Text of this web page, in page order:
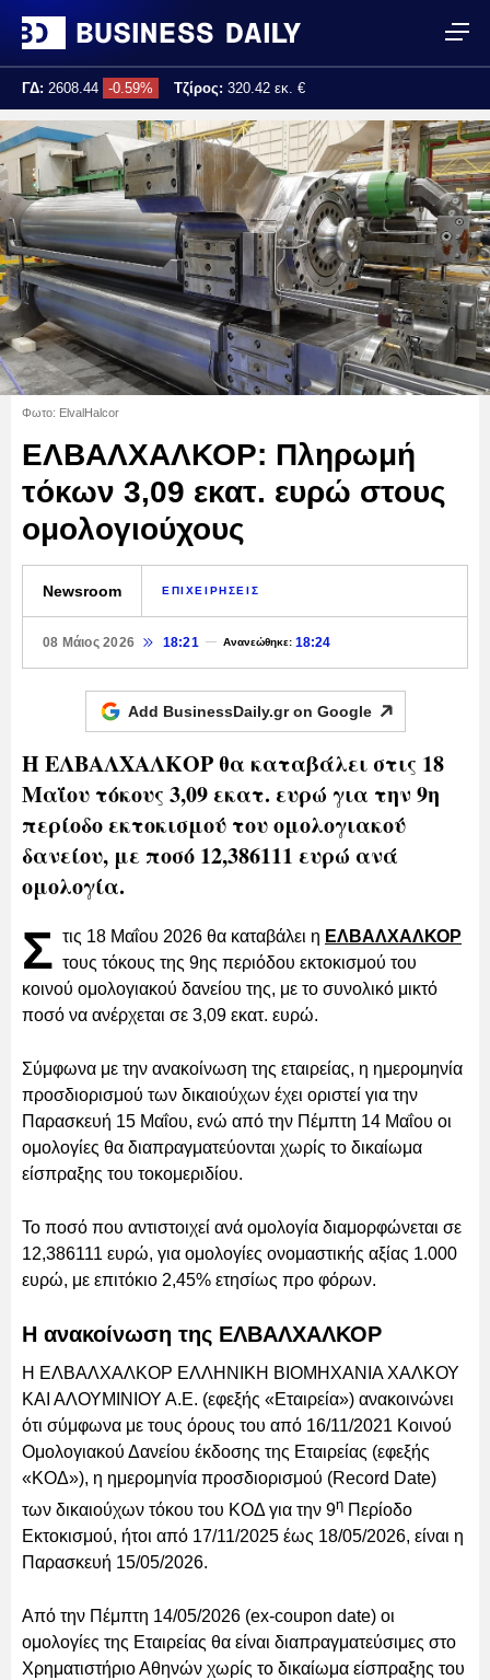
ΓΔ: 2608.44 -0.59% Τζίρος: 320.42 εκ. €
Τελ. ενημέρωση: 17:25:02
Φωτο: ElvalHalcor
ΕΛΒΑΛΧΑΛΚΟΡ: Πληρωμή
τόκων 3,09 εκατ. ευρώ στους
ομολογιούχους
Newsroom ΕΠΙΧΕΙΡΗΣΕΙΣ
08 Μάιος 2026 18:21 Ανανεώθηκε:18:24
Add BusinessDaily.gr on Google
Η ΕΛΒΑΛΧΑΛΚΟΡ θα καταβάλει στις 18
Μαΐου τόκους 3,09 εκατ. ευρώ για την 9η
περίοδο εκτοκισμού του ομολογιακού
δανείου, με ποσό 12,386111 ευρώ ανά
ομολογία.
Σ τις 18 Μαΐου 2026 θα καταβάλει η ΕΛΒΑΛΧΑΛΚΟΡ
τους τόκους της 9ης περιόδου εκτοκισμού του
κοινού ομολογιακού δανείου της, με το συνολικό μικτό
ποσό να ανέρχεται σε 3,09 εκατ. ευρώ.
Σύμφωνα με την ανακοίνωση της εταιρείας, η ημερομηνία
προσδιορισμού των δικαιούχων έχει οριστεί για την
Παρασκευή 15 Μαΐου, ενώ από την Πέμπτη 14 Μαΐου οι
ομολογίες θα διαπραγματεύονται χωρίς το δικαίωμα
είσπραξης του τοκομεριδίου.
Το ποσό που αντιστοιχεί ανά ομολογία διαμορφώνεται σε
12,386111 ευρώ, για ομολογίες ονομαστικής αξίας 1.000
ευρώ, με επιτόκιο 2,45% ετησίως προ φόρων.
Η ανακοίνωση της ΕΛΒΑΛΧΑΛΚΟΡ
Η EΛΒΑΛΧΑΛΚΟΡ ΕΛΛΗΝΙΚΗ ΒΙΟΜΗΧΑΝΙΑ ΧΑΛΚΟΥ
ΚΑΙ ΑΛΟΥΜΙΝΙΟΥ Α.E. (εφεξής «Εταιρεία») ανακοινώνει
ότι σύμφωνα με τους όρους του από 16/11/2021 Κοινού
Ομολογιακού Δανείου έκδοσης της Εταιρείας (εφεξής
«ΚΟΔ»), η ημερομηνία προσδιορισμού (Record Date)
των δικαιούχων τόκου του ΚΟΔ για την 9η Περίοδο
Εκτοκισμού, ήτοι από 17/11/2025 έως 18/05/2026, είναι η
Παρασκευή 15/05/2026.
Από την Πέμπτη 14/05/2026 (ex-coupon date) οι
ομολογίες της Εταιρείας θα είναι διαπραγματεύσιμες στο
Χρηματιστήριο Αθηνών χωρίς το δικαίωμα είσπραξης του